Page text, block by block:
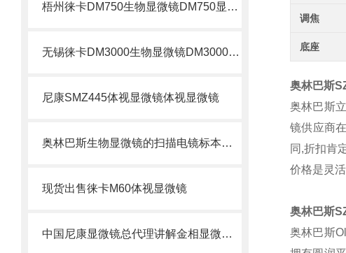
梧州徕卡DM750生物显微镜DM750显微镜
无锡徕卡DM3000生物显微镜DM3000显微镜
尼康SMZ445体视显微镜体视显微镜
奥林巴斯生物显微镜的扫描电镜标本制备方法
现货出售徕卡M60体视显微镜
中国尼康显微镜总代理讲解金相显微镜的保养与正确的使用方法
调焦
底座
奥林巴斯
奥林巴斯
镜供应商
同 ,折扣肯
价格是灵活
奥林巴斯
奥林巴斯